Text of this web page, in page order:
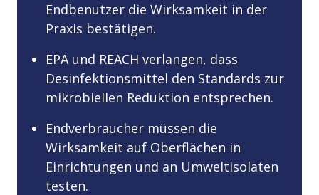
Endbenutzer die Wirksamkeit in der
Praxis bestätigen.
EPA und REACH verlangen, dass
Desinfektionsmittel den Standards zur
mikrobiellen Reduktion entsprechen.
Endverbraucher müssen die
Wirksamkeit auf Oberflächen in
Einrichtungen und an Umweltisolaten
testen.